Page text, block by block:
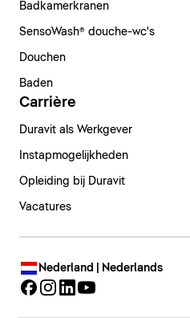
Badkamerkranen
SensoWash® douche-wc's
Douchen
Baden
Carrière
Duravit als Werkgever
Instapmogelijkheden
Opleiding bij Duravit
Vacatures
Nederland | Nederlands